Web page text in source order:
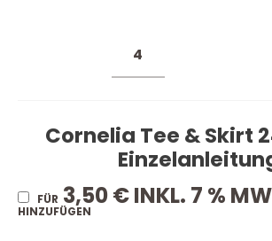
Cornelia Tee & Skirt
FÜR 3,50€INKL. 7 %
HINZUFÜGEN